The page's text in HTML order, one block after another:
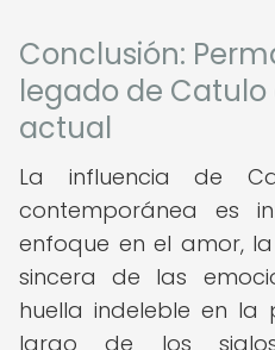
Conclusión:
legado de Catulo
actual
La influencia de
contemporánea es
enfoque en el amor,
sincera de las
huella indeleble en la
largo de los